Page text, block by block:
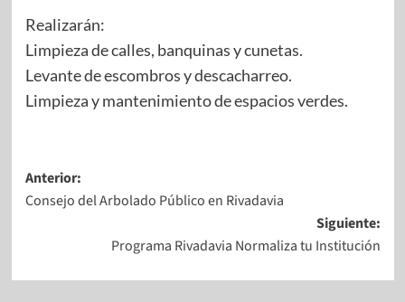
Realizarán:
Limpieza de calles, banquinas y cunetas.
Levante de escombros y descacharreo.
Limpieza y mantenimiento de espacios verdes.
Anterior:
Consejo del Arbolado Público en Rivadavia
Siguiente:
Programa Rivadavia Normaliza tu Institución